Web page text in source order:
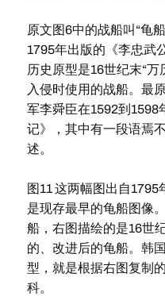
原文图6中的战船叫“龟
1795年出版的《李忠武
历史原型是16世纪末“
入侵时使用的战船。最
军李舜臣在1592到1598
记》，其中有一段语焉
述。
图11 这两幅图出自1795
是现存最早的龟船图像
船，右图描绘的是16世
的、改进后的龟船。韩
型，就是根据右图复制
科。